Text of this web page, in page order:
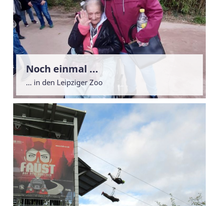
Noch einmal ...
... in den Leipziger Zoo